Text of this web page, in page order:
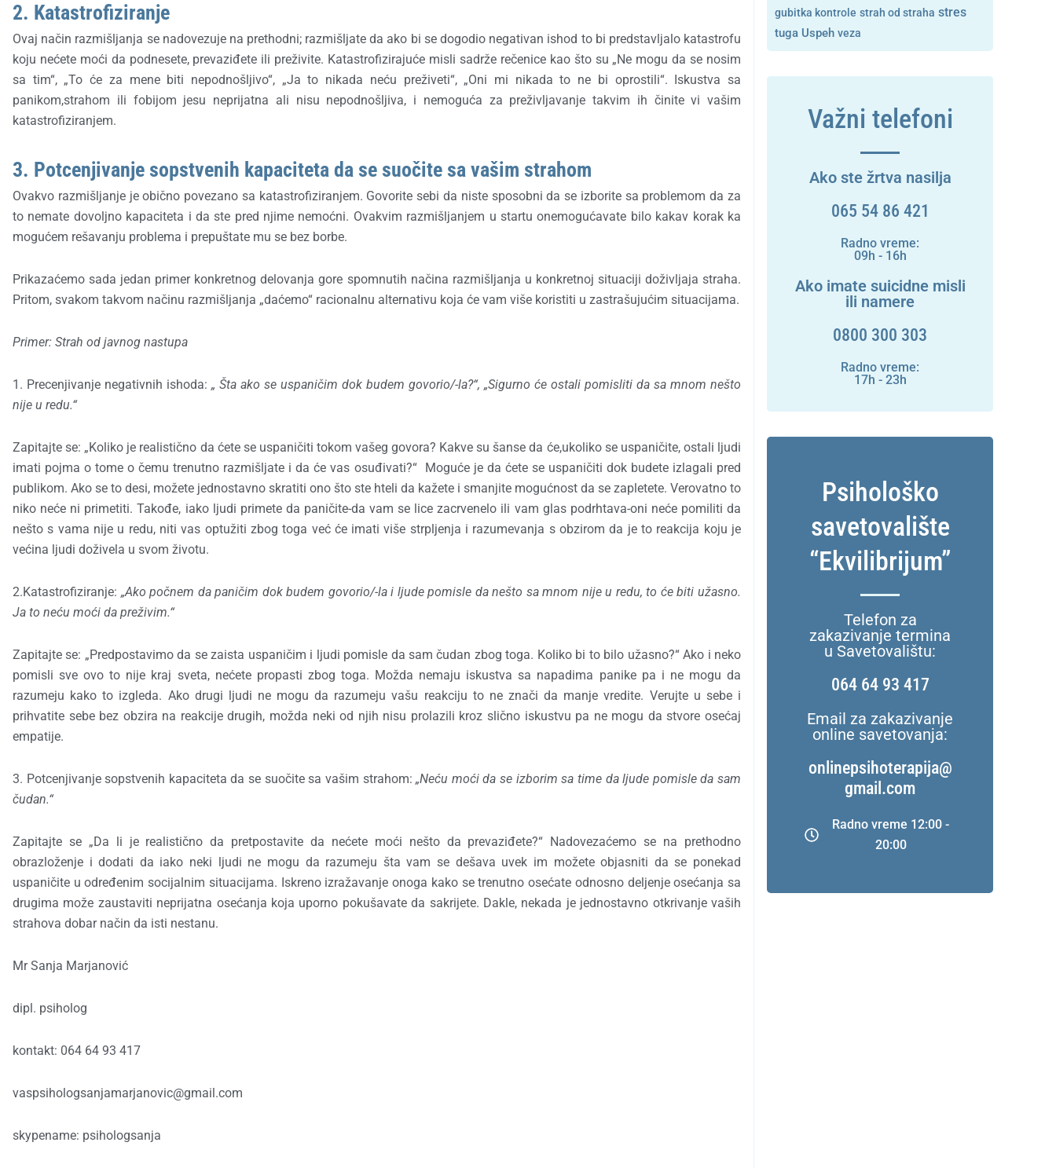
2. Katastrofiziranje
Ovaj način razmišljanja se nadovezuje na prethodni; razmišljate da ako bi se dogodio negativan ishod to bi predstavljalo katastrofu
koju nećete moći da podnesete, prevaziđete ili preživite. Katastrofizirajuće misli sadrže rečenice kao što su „Ne mogu da se nosim
sa tim“, „To će za mene biti nepodnošljivo“, „Ja to nikada neću preživeti“, „Oni mi nikada to ne bi oprostili“. Iskustva sa
panikom,strahom ili fobijom jesu neprijatna ali nisu nepodnošljiva, i nemoguća za preživljavanje takvim ih činite vi vašim
katastrofiziranjem.
3. Potcenjivanje sopstvenih kapaciteta da se suočite sa vašim strahom
Ovakvo razmišljanje je obično povezano sa katastrofiziranjem. Govorite sebi da niste sposobni da se izborite sa problemom da za
to nemate dovoljno kapaciteta i da ste pred njime nemoćni. Ovakvim razmišljanjem u startu onemogućavate bilo kakav korak ka
mogućem rešavanju problema i prepuštate mu se bez borbe.
Prikazaćemo sada jedan primer konkretnog delovanja gore spomnutih načina razmišljanja u konkretnoj situaciji doživljaja straha.
Pritom, svakom takvom načinu razmišljanja „daćemo“ racionalnu alternativu koja će vam više koristiti u zastrašujućim situacijama.
Primer: Strah od javnog nastupa
1. Precenjivanje negativnih ishoda: „ Šta ako se uspaničim dok budem govorio/-la?“, „Sigurno će ostali pomisliti da sa mnom nešto
nije u redu.“
Zapitajte se: „Koliko je realistično da ćete se uspaničiti tokom vašeg govora? Kakve su šanse da će,ukoliko se uspaničite, ostali ljudi
imati pojma o tome o čemu trenutno razmišljate i da će vas osuđivati?“ Moguće je da ćete se uspaničiti dok budete izlagali pred
publikom. Ako se to desi, možete jednostavno skratiti ono što ste hteli da kažete i smanjite mogućnost da se zapletete. Verovatno to
niko neće ni primetiti. Takođe, iako ljudi primete da paničite-da vam se lice zacrvenelo ili vam glas podrhtava-oni neće pomiliti da
nešto s vama nije u redu, niti vas optužiti zbog toga već će imati više strpljenja i razumevanja s obzirom da je to reakcija koju je
većina ljudi doživela u svom životu.
2.Katastrofiziranje: „Ako počnem da paničim dok budem govorio/-la i ljude pomisle da nešto sa mnom nije u redu, to će biti užasno.
Ja to neću moći da preživim.“
Zapitajte se: „Predpostavimo da se zaista uspaničim i ljudi pomisle da sam čudan zbog toga. Koliko bi to bilo užasno?“ Ako i neko
pomisli sve ovo to nije kraj sveta, nećete propasti zbog toga. Možda nemaju iskustva sa napadima panike pa i ne mogu da
razumeju kako to izgleda. Ako drugi ljudi ne mogu da razumeju vašu reakciju to ne znači da manje vredite. Verujte u sebe i
prihvatite sebe bez obzira na reakcije drugih, možda neki od njih nisu prolazili kroz slično iskustvu pa ne mogu da stvore osećaj
empatije.
3. Potcenjivanje sopstvenih kapaciteta da se suočite sa vašim strahom:„Neću moći da se izborim sa time da ljude pomisle da sam
čudan.“
Zapitajte se „Da li je realistično da pretpostavite da nećete moći nešto da prevaziđete?“ Nadovezaćemo se na prethodno
obrazloženje i dodati da iako neki ljudi ne mogu da razumeju šta vam se dešava uvek im možete objasniti da se ponekad
uspaničite u određenim socijalnim situacijama. Iskreno izražavanje onoga kako se trenutno osećate odnosno deljenje osećanja sa
drugima može zaustaviti neprijatna osećanja koja uporno pokušavate da sakrijete. Dakle, nekada je jednostavno otkrivanje vaših
strahova dobar način da isti nestanu.
Mr Sanja Marjanović
dipl. psiholog
kontakt: 064 64 93 417
vaspsihologsanjamarjanovic@gmail.com
skypename: psihologsanja
gubitka kontrole strah od straha stres
tuga Uspeh veza
Važni telefoni
Ako ste žrtva nasilja
065 54 86 421
Radno vreme:
09h - 16h
Ako imate suicidne misli
ili namere
0800 300 303
Radno vreme:
17h - 23h
Psihološko
savetovalište
“Ekvilibrijum”
Telefon za
zakazivanje termina
u Savetovalištu:
064 64 93 417
Email za zakazivanje
online savetovanja:
onlinepsihoterapija@
gmail.com
Radno vreme 12:00 -
20:00